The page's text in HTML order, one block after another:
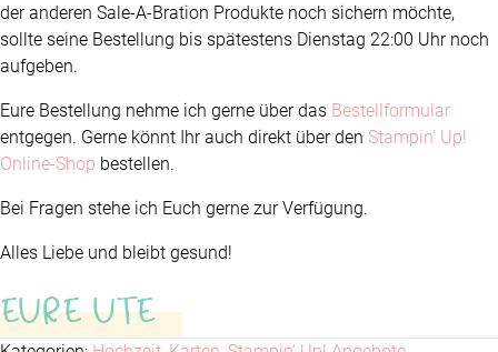
der anderen Sale-A-Bration Produkte noch sichern möchte,
sollte seine Bestellung bis spätestens Dienstag 22:00 Uhr noch
aufgeben.
Eure Bestellung nehme ich gerne über das Bestellformular
entgegen. Gerne könnt Ihr auch direkt über den Stampin‘ Up!
Online-Shop bestellen.
Bei Fragen stehe ich Euch gerne zur Verfügung.
Alles Liebe und bleibt gesund!
EURE UTE